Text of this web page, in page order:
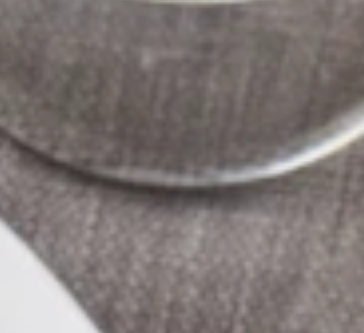
À propos
Pourquoi adhérer
Portail adhérent
EN